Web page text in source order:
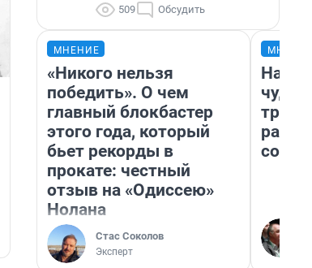
509 Обсудить
МНЕНИЕ
«Никого нельзя
победить». О чем
главный блокбастер
этого года, который
бьет рекорды в
прокате: честный
отзыв на «Одиссею»
Нолана
Стас Соколов
Эксперт